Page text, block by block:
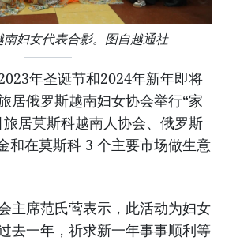
南妇女代表合影。图自越通社
年圣诞节和2024年新年即将
居俄罗斯越南妇女协会举行“家
居莫斯科越南人协会、俄罗斯
和在莫斯科 3 个主要市场做生意
主席范氏莺表示，此活动为妇女
去一年，祈求新一年事事顺利等